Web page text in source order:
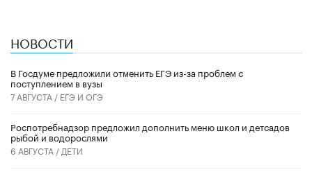
НОВОСТИ
В Госдуме предложили отменить ЕГЭ из-за проблем с
поступлением в вузы
7 АВГУСТА / ЕГЭ И ОГЭ
Роспотребнадзор предложил дополнить меню школ и детсадов
рыбой и водорослями
6 АВГУСТА / ДЕТИ